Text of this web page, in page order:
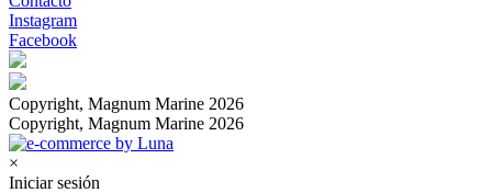
Instagram
Facebook
Copyright, Magnum Marine 2026
Copyright, Magnum Marine 2026
×
Iniciar sesión